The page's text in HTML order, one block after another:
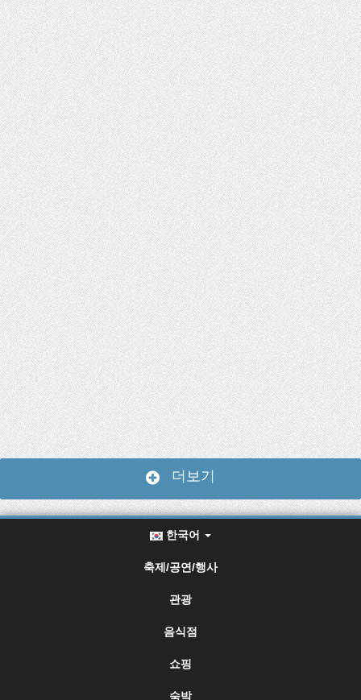
더보기
한국어
축제/공연/행사
관광
음식점
쇼핑
숙박